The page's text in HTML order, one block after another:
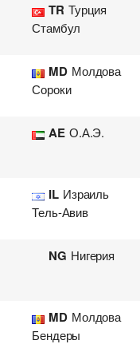
TR Турция
Стамбул
MD Молдова
Сороки
AE О.А.Э.
IL Израиль
Тель-Авив
NG Нигерия
MD Молдова
Бендеры